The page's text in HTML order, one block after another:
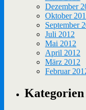
Dezember
Oktober
September
Juli 2012
Mai 2012
April 2012
März 2012
Februar
Kategorien